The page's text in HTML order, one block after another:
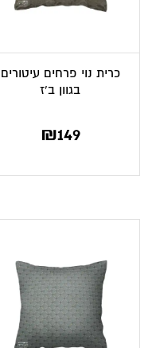
כרית נוי פרחים עיטורים
בגוון ב’ז
₪149